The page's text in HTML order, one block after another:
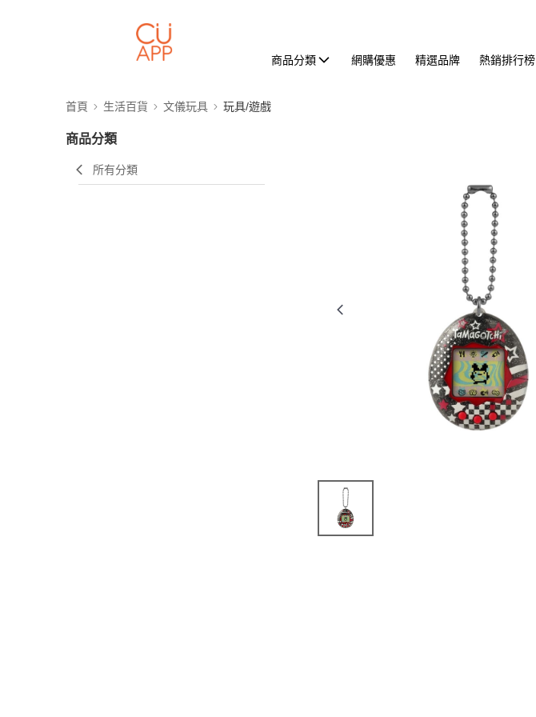
商品分類 網購優惠 精選品牌 熱銷排行榜
首頁 生活百貨 文儀玩具 玩具/遊戲
商品分類
所有分類